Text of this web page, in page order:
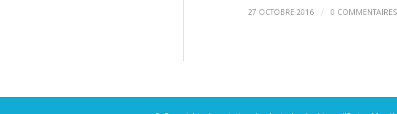
27 OCTOBRE 2016 / 0 COMMENTAIRES